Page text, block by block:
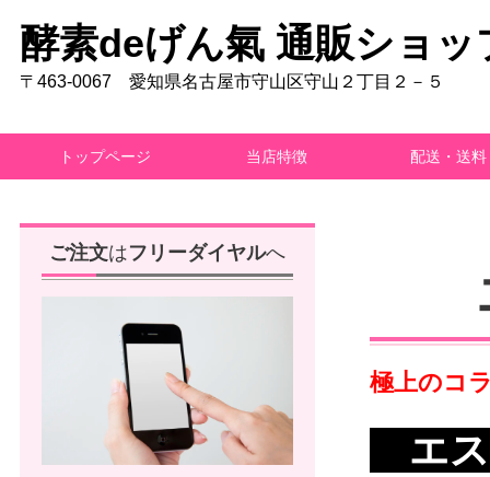
酵素deげん氣 通販ショッ
〒463-0067 愛知県名古屋市守山区守山２丁目２－５
トップページ 当店特徴 配送・送料
極上のコ
エ
ご注文はフリーダイヤルへ